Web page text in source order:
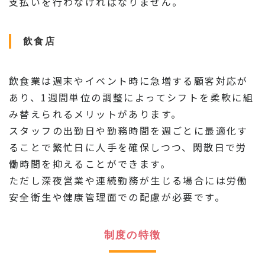
飲食店
飲食業は週末やイベント時に急増する顧客対応が
あり、1週間単位の調整によってシフトを柔軟に組
み替えられるメリットがあります。
スタッフの出勤日や勤務時間を週ごとに最適化す
ることで繁忙日に人手を確保しつつ、閑散日で労
働時間を抑えることができます。
ただし深夜営業や連続勤務が生じる場合には労働
安全衛生や健康管理面での配慮が必要です。
制度の特徴